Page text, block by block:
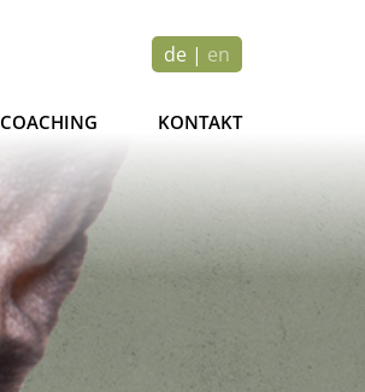
de | en
COACHING KONTAKT